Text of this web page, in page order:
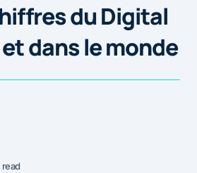
du Digital
dans le monde
read